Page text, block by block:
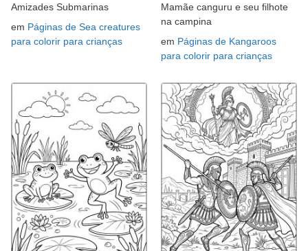
Amizades Submarinas
em Páginas de Sea creatures
para colorir para crianças
Mamãe canguru e seu filhote
na campina
em Páginas de Kangaroos
para colorir para crianças